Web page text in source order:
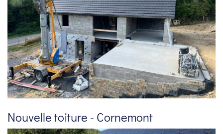
Nouvelle toiture - Cornemont